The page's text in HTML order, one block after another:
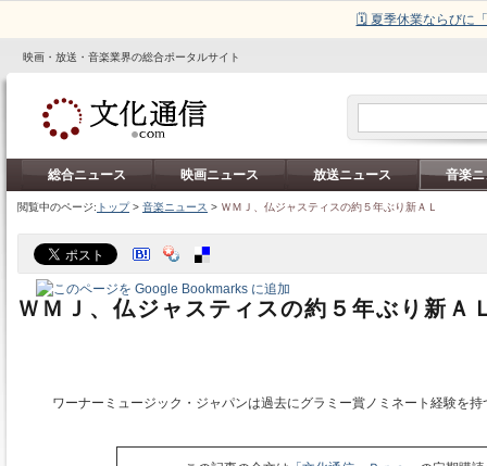
🗓️ 夏季休業ならびに
映画・放送・音楽業界の総合ポータルサイト
総合ニュース 映画ニュース 放送ニュース 音楽
閲覧中のページ: トップ> 音楽ニュース > ＷＭＪ、仏ジャスティスの約５年ぶり新ＡＬ
ＷＭＪ、仏ジャスティスの約５年ぶり新Ａ
ワーナーミュージック・ジャパンは過去にグラミー賞ノミネート経験を